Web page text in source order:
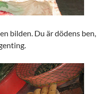
bilden. Du är dödens ben,